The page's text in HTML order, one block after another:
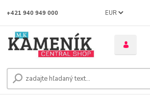
EUR
+421 940 949 000